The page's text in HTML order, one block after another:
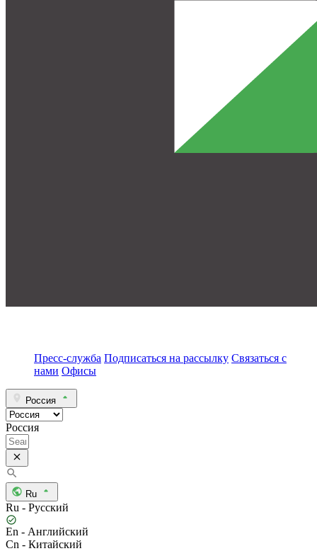
Пресс-служба Подписаться на рассылку Связаться с
нами Офисы
Россия
Россия
Ru
Ru - Русский
En - Английский
Cn - Китайский